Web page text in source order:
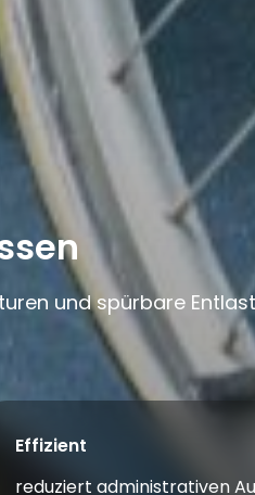
und spürbare
Effizient
reduziert administrativen